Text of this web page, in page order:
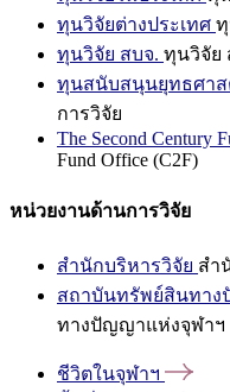
ทุนวิจัยต่างประเทศ ทุ
ทุนวิจัย สบจ. ทุนวิจัย
ทุนสนับสนุนยุทธศาส
การวิจัย
The Second Century
Fund Office (C2F)
หน่วยงานด้านการวิจัย
สำนักบริหารวิจัย สำ
สถาบันทรัพย์สินทา
ทางปัญญาแห่งจุฬาฯ
ชีวิตในจุฬาฯ